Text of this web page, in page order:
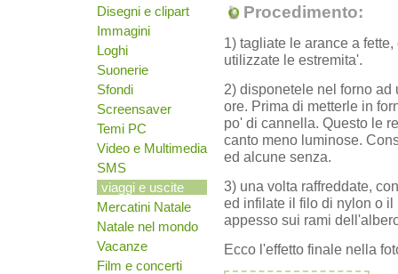
Disegni e clipart
Immagini
Loghi
Suonerie
Sfondi
Screensaver
Temi PC
Video e Multimedia
SMS
viaggi e uscite
Mercatini Natale
Natale nel mondo
Vacanze
Film e concerti
Procedimento:
1) tagliate le arance a
utilizzate le estremita'.
2) disponetele nel forno ad
ore. Prima di metterle in
po' di cannella. Questo le
canto meno luminose.
ed alcune senza.
3) una volta raffreddate,
ed infilate il filo di nylon o
appesso sui rami
Ecco l'effetto finale nella